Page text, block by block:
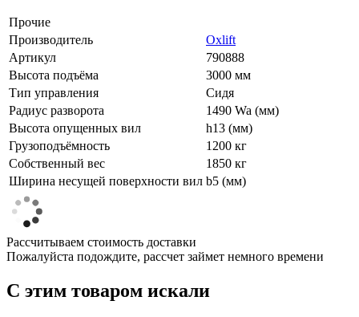
Прочие
Производитель
Oxlift
Артикул
790888
Высота подъёма
3000 мм
Тип управления
Сидя
Радиус разворота
1490 Wa (мм)
Высота опущенных вил
h13 (мм)
Грузоподъёмность
1200 кг
Собственный вес
1850 кг
Ширина несущей поверхности вил b5 (мм)
Рассчитываем стоимость доставки
Пожалуйста подождите, рассчет займет немного времени
C этим товаром искали